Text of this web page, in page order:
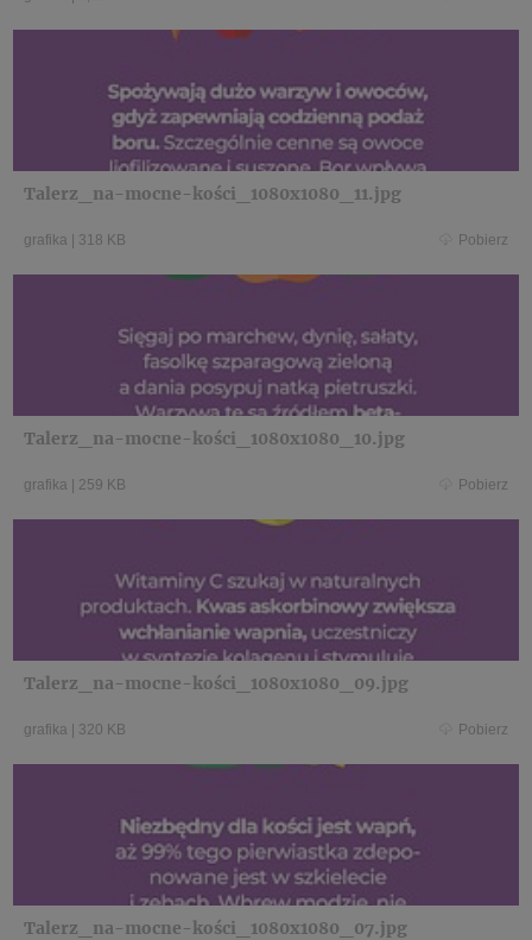
Talerz_na-mocne-kości_1080x1080_11.jpg
grafika 318 KB Pobierz
Talerz_na-mocne-kości_1080x1080_10.jpg
grafika 259 KB Pobierz
Talerz_na-mocne-kości_1080x1080_09.jpg
grafika 320 KB Pobierz
Talerz_na-mocne-kości_1080x1080_07.jpg